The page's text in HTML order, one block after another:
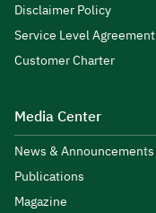
Disclaimer Policy
Service Level Agreement
Customer Charter
Media Center
News & Announcements
Publications
Magazine